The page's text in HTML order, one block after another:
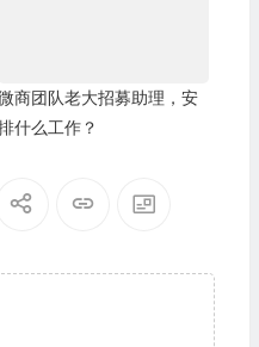
商团队老大招募助理，安
什么工作？